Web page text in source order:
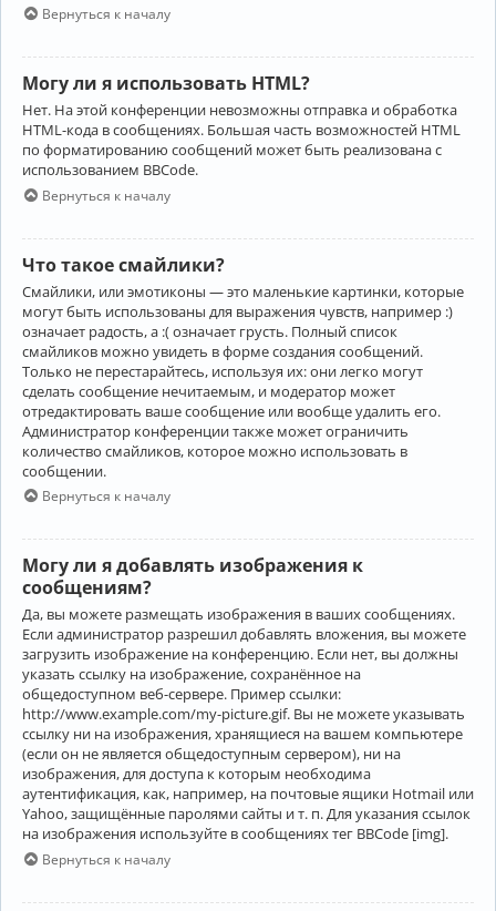
Вернуться к началу
Могу ли я использовать HTML?
Нет. На этой конференции невозможны отправка и обработка
HTML-кода в сообщениях. Большая часть возможностей HTML
по форматированию сообщений может быть реализована с
использованием BBCode.
Вернуться к началу
Что такое смайлики?
Смайлики, или эмотиконы — это маленькие картинки, которые
могут быть использованы для выражения чувств, например :)
означает радость, а :( означает грусть. Полный список
смайликов можно увидеть в форме создания сообщений.
Только не перестарайтесь, используя их: они легко могут
сделать сообщение нечитаемым, и модератор может
отредактировать ваше сообщение или вообще удалить его.
Администратор конференции также может ограничить
количество смайликов, которое можно использовать в
сообщении.
Вернуться к началу
Могу ли я добавлять изображения к
сообщениям?
Да, вы можете размещать изображения в ваших сообщениях.
Если администратор разрешил добавлять вложения, вы можете
загрузить изображение на конференцию. Если нет, вы должны
указать ссылку на изображение, сохранённое на
общедоступном веб-сервере. Пример ссылки:
http://www.example.com/my-picture.gif. Вы не можете указывать
ссылку ни на изображения, хранящиеся на вашем компьютере
(если он не является общедоступным сервером), ни на
изображения, для доступа к которым необходима
аутентификация, как, например, на почтовые ящики Hotmail или
Yahoo, защищённые паролями сайты и т. п. Для указания ссылок
на изображения используйте в сообщениях тег BBCode [img].
Вернуться к началу